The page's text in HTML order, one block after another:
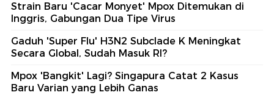
Strain Baru 'Cacar Monyet' Mpox Ditemukan di
Inggris, Gabungan Dua Tipe Virus
Gaduh 'Super Flu' H3N2 Subclade K Meningkat
Secara Global, Sudah Masuk RI?
Mpox 'Bangkit' Lagi? Singapura Catat 2 Kasus
Baru Varian yang Lebih Ganas